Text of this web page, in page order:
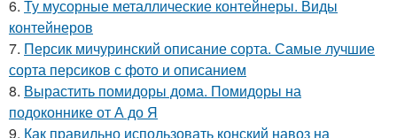
6. Ту мусорные металлические контейнеры. Виды
контейнеров
7. Персик мичуринский описание сорта. Самые лучшие
сорта персиков с фото и описанием
8. Вырастить помидоры дома. Помидоры на
подоконнике от А до Я
9. Как правильно использовать конский навоз на